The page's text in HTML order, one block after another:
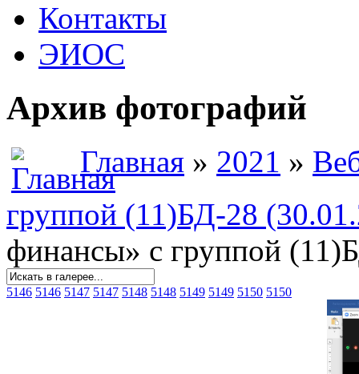
Контакты
ЭИОС
Архив фотографий
Главная » 2021 »
группой (11)БД-28
финансы» с группой
5146 5146 5147 5147 5148 5148 5149 5149 5150 5150